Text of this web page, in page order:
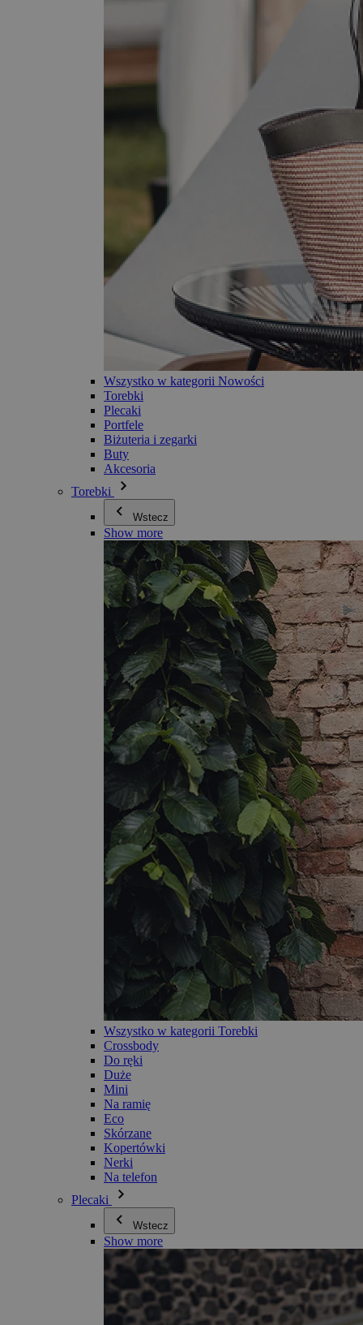
Wszystko w kategorii Nowości
Torebki
Plecaki
Portfele
Biżuteria i zegarki
Buty
Akcesoria
Torebki
Wstecz
Show more
Wszystko w kategorii Torebki
Crossbody
Do ręki
Duże
Mini
Na ramię
Eco
Skórzane
Kopertówki
Nerki
Na telefon
Plecaki
Wstecz
Show more